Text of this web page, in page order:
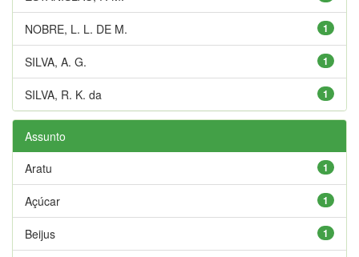
1
NOBRE, L. L. DE M.
1
SILVA, A. G.
1
SILVA, R. K. da
Assunto
1
Aratu
1
Açúcar
1
Beijus